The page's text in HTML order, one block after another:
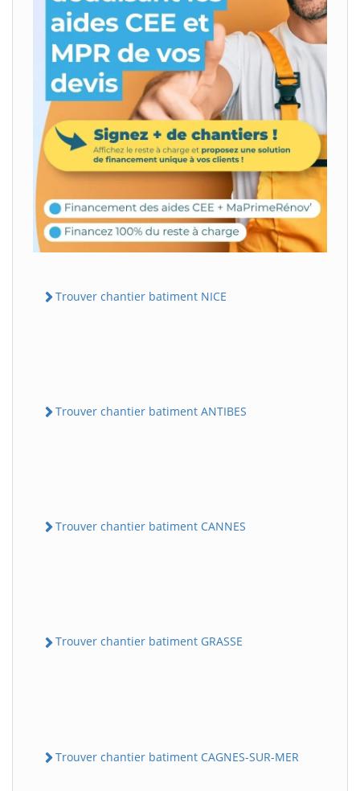
Trouver chantier batiment NICE
Trouver chantier batiment ANTIBES
Trouver chantier batiment CANNES
Trouver chantier batiment GRASSE
Trouver chantier batiment CAGNES-SUR-MER